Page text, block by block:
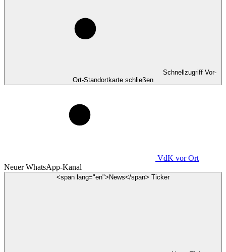
Schnellzugriff Vor-
Ort-Standortkarte schließen
VdK vor Ort
Neuer WhatsApp-Kanal
<span lang="en">News</span> Ticker